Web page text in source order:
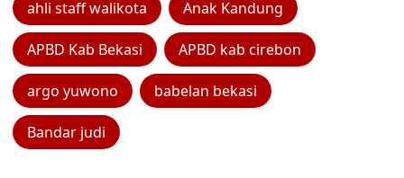
ahli staff walikota Anak Kandung
APBD Kab Bekasi APBD kab cirebon
argo yuwono babelan bekasi
Bandar judi